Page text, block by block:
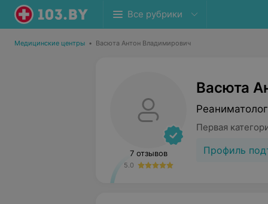
Все рубрики
Медицинские центры • Васюта Антон Владимирович
7 отзывов
5.0
Васюта
Первая
Профиль